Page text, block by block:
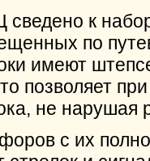
к
по
имеют
позволяет
не нарушая
с их